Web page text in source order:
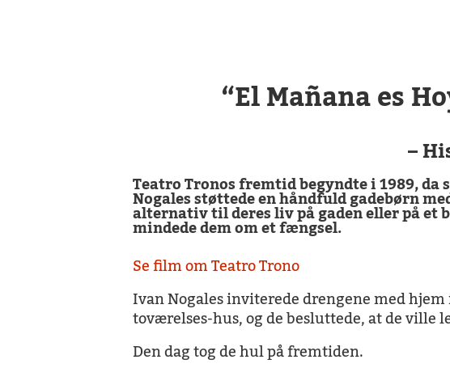
“El Mañana es
–
Teatro Tronos fremtid begyndte i 1989, da
Nogales støttede en håndfuld gadebørn
alternativ til deres liv på gaden eller på et
mindede dem om et fængsel.
Se film om Teatro Trono
Ivan Nogales inviterede drengene med
toværelses-hus, og de besluttede, at de ville
Den dag tog de hul på fremtiden.